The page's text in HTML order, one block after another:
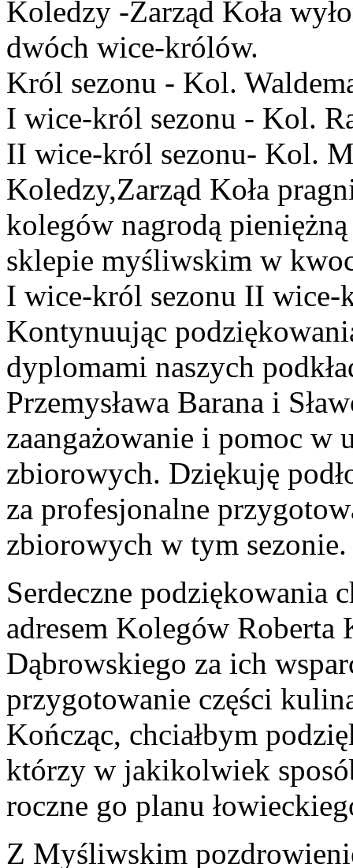
Koledzy -Zarząd Koła
dwóch wice-królów.
Król sezonu - Kol.
I wice-król sezonu - Kol.
II wice-król sezonu- Kol.
Koledzy,Zarząd Koła
kolegów nagrodą
sklepie myśliwskim w
I wice-król sezonu II wice-
Kontynuując
dyplomami naszych
Przemysława Barana i
zaangażowanie i pomoc w
zbiorowych. Dziękuję
za profesjonalne
zbiorowych w tym sezonie.
Serdeczne podziękowania
adresem Kolegów Roberta
Dąbrowskiego za ich
przygotowanie części
Kończąc, chciałbym
którzy w jakikolwiek
roczne go planu
Z Myśliwskim